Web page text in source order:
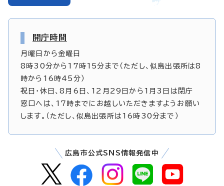
開庁時間
月曜日から金曜日
8時30分から17時15分まで（ただし、似島出張所は8
時から16時45分）
祝日・休日、8月6日、12月29日から1月3日は閉庁
窓口へは、17時までにお越しいただきますようお願い
します。（ただし、似島出張所は16時30分まで）
広島市公式SNS情報発信中